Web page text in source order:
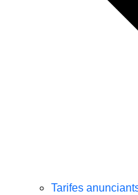
Tarifes